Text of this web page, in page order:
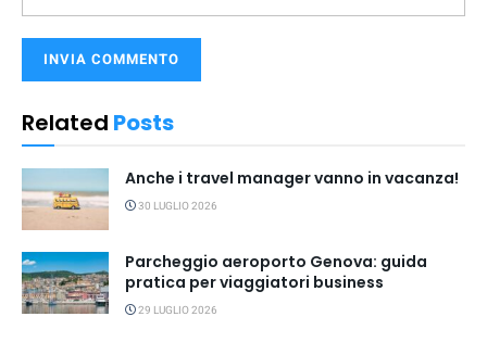
Related Posts
Anche i travel manager vanno in vacanza!
30 LUGLIO 2026
Parcheggio aeroporto Genova: guida
pratica per viaggiatori business
29 LUGLIO 2026